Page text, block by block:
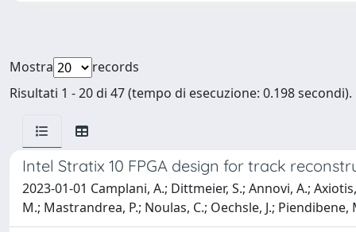
Mostra
records
Risultati 1 - 20 di 47 (tempo di esecuzione: 0.198 secondi).
Intel Stratix 10 FPGA design for track
2023-01-01 Camplani, A.; Dittmeier, S.; Annovi, A.;
M.; Mastrandrea, P.; Noulas, C.; Oechsle, J.;